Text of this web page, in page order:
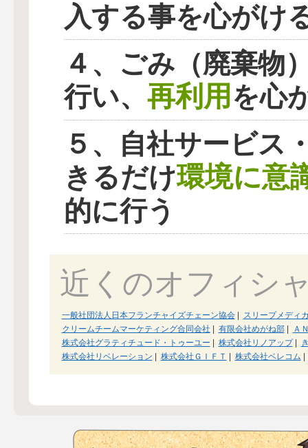
入する事を心がけ
４、ごみ（廃棄物
行い、 再利用を心
５、自社サービス
きるだけ環境に意
的に行う
近くのオフィシ
一般社団法人日本フランチャイズチェーン協会|
スリープメディ
クリームチームマーケティング合同会社
有限会社めがね部|
Ａ
株式会社グラティチュード・トゥーユー
株式会社リノアップ|
株式会社リベレーション
株式会社ＧＩＦＴ 株式会社ベレコム